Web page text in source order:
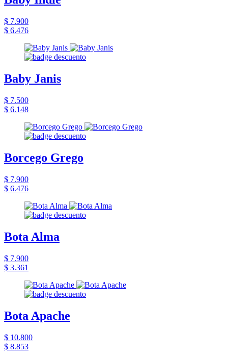
$ 7.900
$ 6.476
Baby Janis
$ 7.500
$ 6.148
Borcego Grego
$ 7.900
$ 6.476
Bota Alma
$ 7.900
$ 3.361
Bota Apache
$ 10.800
$ 8.853